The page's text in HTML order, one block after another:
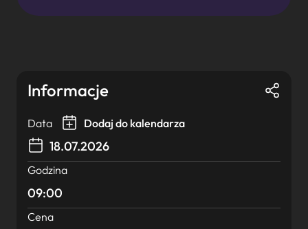
Informacje
Data Dodaj do kalendarza
18.07.2026
Godzina
09:00
Cena